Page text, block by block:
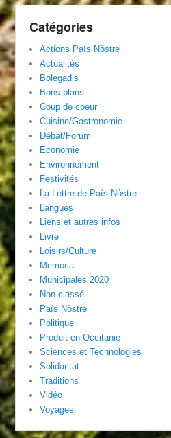
Catégories
Actions País Nòstre
Actualités
Bolegadis
Bons plans
Coup de coeur
Cuisine/Gastronomie
Débat/Forum
Economie
Environnement
Festivités
La Lettre de País Nòstre
Langues
Liens et autres infos
Livre
Loisirs/Culture
Memoria
Municipales 2020
Non classé
País Nòstre
Politique
Produit en Occitanie
Sciences et Technologies
Solidaritat
Traditions
Vidéo
Voyages